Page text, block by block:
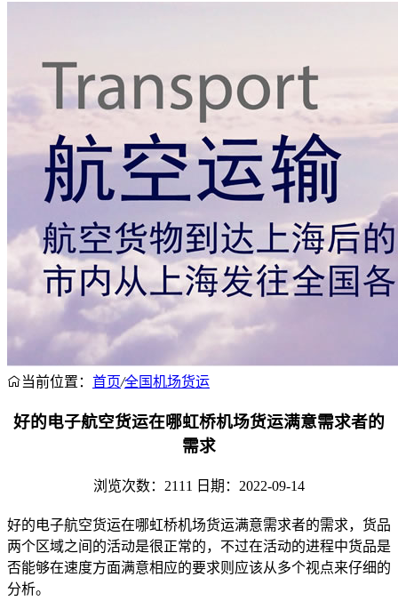
当前位置： 首页/全国机场货运
好的电子航空货运在哪虹桥机场货运满意需求者的
需求
浏览次数：2111 日期：2022-09-14
好的电子航空货运在哪虹桥机场货运满意需求者的需求，货品
两个区域之间的活动是很正常的，不过在活动的进程中货品是
否能够在速度方面满意相应的要求则应该从多个视点来仔细的
分析。